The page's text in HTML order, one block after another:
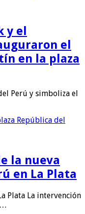
y el
el
en la plaza
Perú y simboliza el
la nueva
en La Plata
Plata La intervención
…